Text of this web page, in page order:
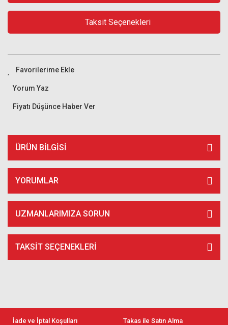
Taksit Seçenekleri
Yorum Yaz
Fiyatı Düşünce Haber Ver
ÜRÜN BILGISI
YORUMLAR
UZMANLARIMIZA SORUN
TAKSIT SEÇENEKLERI
İade ve İptal Koşulları Takas ile Satın Alma